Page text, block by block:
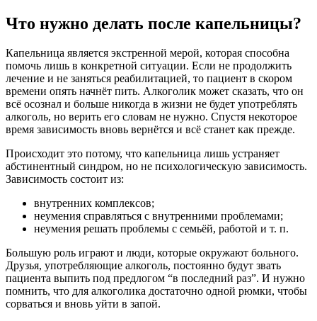
Что нужно делать после капельницы?
Капельница является экстренной мерой, которая способна
помочь лишь в конкретной ситуации. Если не продолжить
лечение и не заняться реабилитацией, то пациент в скором
времени опять начнёт пить. Алкоголик может сказать, что он
всё осознал и больше никогда в жизни не будет употреблять
алкоголь, но верить его словам не нужно. Спустя некоторое
время зависимость вновь вернётся и всё станет как прежде.
Происходит это потому, что капельница лишь устраняет
абстинентный синдром, но не психологическую зависимость.
Зависимость состоит из:
внутренних комплексов;
неумения справляться с внутренними проблемами;
неумения решать проблемы с семьёй, работой и т. п.
Большую роль играют и люди, которые окружают больного.
Друзья, употребляющие алкоголь, постоянно будут звать
пациента выпить под предлогом “в последний раз”. И нужно
помнить, что для алкоголика достаточно одной рюмки, чтобы
сорваться и вновь уйти в запой.